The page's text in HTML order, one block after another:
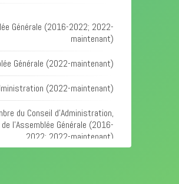
Générale (2016-2022; 2022-
maintenant)
Générale (2022-maintenant)
(2022-maintenant)
du Conseil d'Administration,
l'Assemblée Générale (2016-
2022; 2022-maintenant)